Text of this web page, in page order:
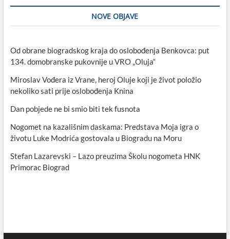
NOVE OBJAVE
Od obrane biogradskog kraja do oslobođenja Benkovca: put
134. domobranske pukovnije u VRO „Oluja“
Miroslav Vođera iz Vrane, heroj Oluje koji je život položio
nekoliko sati prije oslobođenja Knina
Dan pobjede ne bi smio biti tek fusnota
Nogomet na kazališnim daskama: Predstava Moja igra o
životu Luke Modrića gostovala u Biogradu na Moru
Stefan Lazarevski – Lazo preuzima Školu nogometa HNK
Primorac Biograd